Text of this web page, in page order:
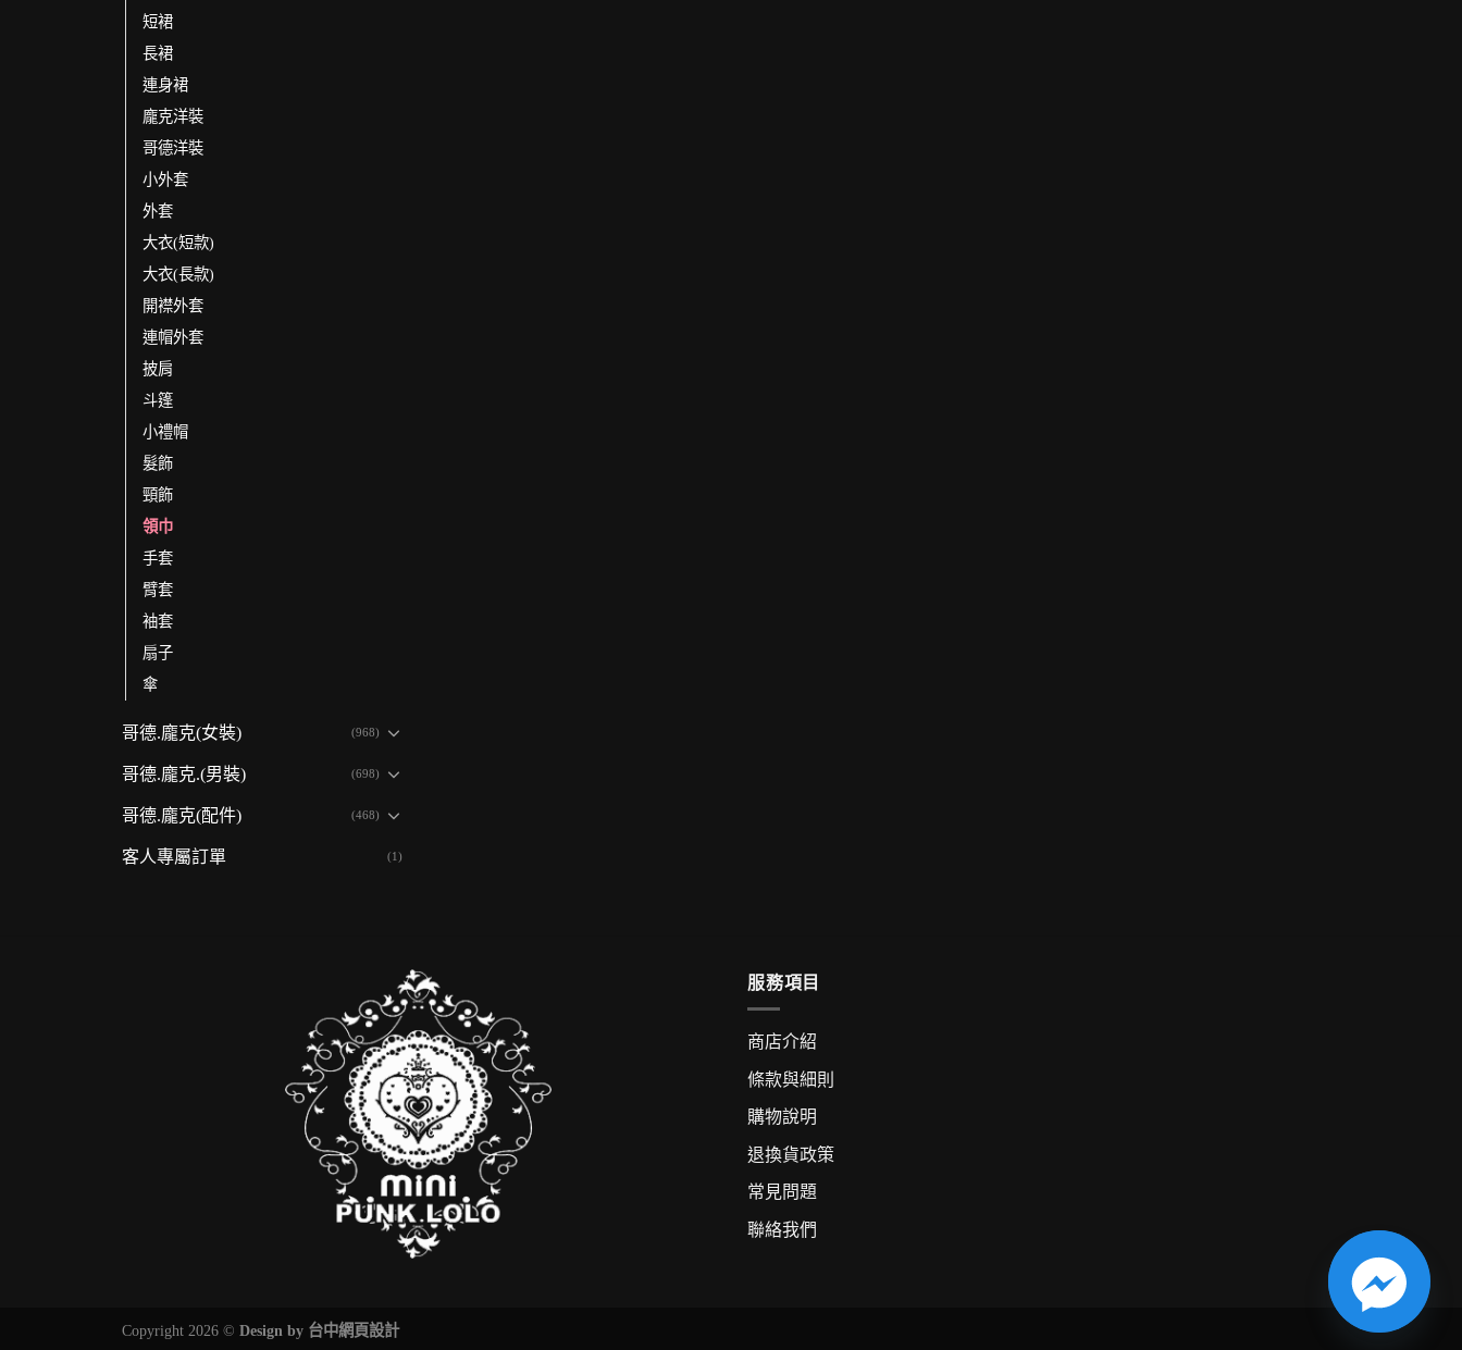
短裙
長裙
連身裙
龐克洋裝
哥德洋裝
小外套
外套
大衣(短款)
大衣(長款)
開襟外套
連帽外套
披肩
斗篷
小禮帽
髮飾
頸飾
領巾
手套
臂套
袖套
扇子
傘
哥德.龐克(女裝) (968)
哥德.龐克.(男裝) (698)
哥德.龐克(配件) (468)
客人專屬訂單 (1)
服務項目
商店介紹
條款與細則
購物說明
退換貨政策
常見問題
聯絡我們
Copyright 2026 © Design by 台中網頁設計